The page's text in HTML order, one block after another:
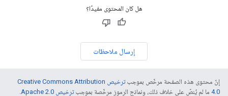
هل كان المحتوى مفيدًا؟
إرسال ملاحظات
إنّ محتوى هذه الصفحة مرخّص بموجب
ترخيص Creative Commons Attribution
4.0‏ ما لم يُنصّ على خلاف ذلك، ونماذج الرموز مرخّصة بموجبترخيص Apache 2.0‏
.